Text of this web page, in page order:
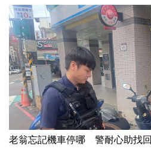
老翁忘記機車停哪 警耐心助找回